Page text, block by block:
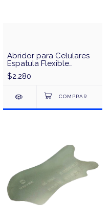
Abridor para Celulares
Espatula Flexible
Ultradelgada QianLi 3D
0.12mm
$2.280